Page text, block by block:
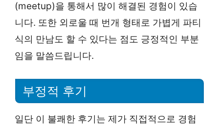
(meetup)을 통해서 많이 해결된 경험이 있습
니다. 또한 외로울 때 번개 형태로 가볍게 파티
식의 만남도 할 수 있다는 점도 긍정적인 부분
임을 말씀드립니다.
부정적 후기
일단 이 불쾌한 후기는 제가 직접적으로 경험